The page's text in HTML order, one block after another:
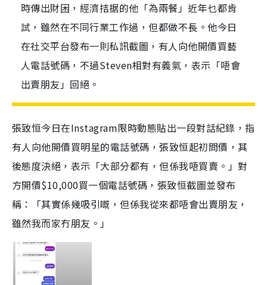
時傳出財困，經濟拮据的他「為兩餐」近年乜都肯
試，雖然在不同行業工作過，但都做不長。他今日
在社交平台發布一則私訊截圖，有人向他開價買藝
人電話號碼，不過Steven相對有義氣，表示「唔會
出賣朋友」回絕。
張致恒今日在Instagram限時動態貼出一段對話紀錄，指
有人向他開價買明星的電話號碼，張致恒起初問價，其
後態度決絕，表示「大部分都有，但係我唔買賣。」對
方開價$10,000買一個電話號碼，張致恒截圖並發布
稱：「其實係幾吸引嘅，但係我從來都唔會出賣朋友，
雖然我而家冇朋友。」